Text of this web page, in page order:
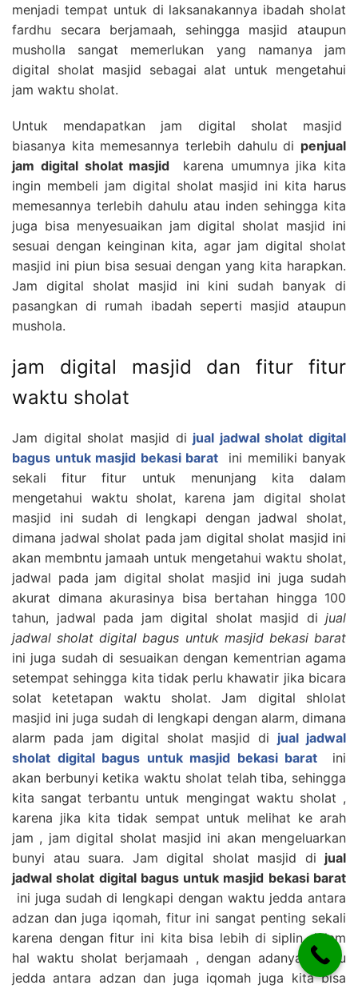
menjadi tempat untuk di laksanakannya ibadah sholat
fardhu secara berjamaah, sehingga masjid ataupun
musholla sangat memerlukan yang namanya jam
digital sholat masjid sebagai alat untuk mengetahui
jam waktu sholat.
Untuk mendapatkan jam digital sholat masjid
biasanya kita memesannya terlebih dahulu di penjual
jam digital sholat masjid
karena umumnya jika kita
ingin membeli jam digital sholat masjid ini kita harus
memesannya terlebih dahulu atau inden sehingga kita
juga bisa menyesuaikan jam digital sholat masjid ini
sesuai dengan keinginan kita, agar jam digital sholat
masjid ini piun bisa sesuai dengan yang kita harapkan.
Jam digital sholat masjid ini kini sudah banyak di
pasangkan di rumah ibadah seperti masjid ataupun
mushola.
jam digital masjid dan fitur fitur
waktu sholat
Jam digital sholat masjid di jual jadwal sholat digital
bagus untuk masjid bekasi barat ini memiliki banyak
sekali fitur fitur untuk menunjang kita dalam
mengetahui waktu sholat, karena jam digital sholat
masjid ini sudah di lengkapi dengan jadwal sholat,
dimana jadwal sholat pada jam digital sholat masjid ini
akan membntu jamaah untuk mengetahui waktu sholat,
jadwal pada jam digital sholat masjid ini juga sudah
akurat dimana akurasinya bisa bertahan hingga 100
tahun, jadwal pada jam digital sholat masjid di jual
jadwal sholat digital bagus untuk masjid bekasi barat
ini juga sudah di sesuaikan dengan kementrian agama
setempat sehingga kita tidak perlu khawatir jika bicara
solat ketetapan waktu sholat. Jam digital shlolat
masjid ini juga sudah di lengkapi dengan alarm, dimana
alarm pada jam digital sholat masjid di jual jadwal
sholat digital bagus untuk masjid bekasi barat ini
akan berbunyi ketika waktu sholat telah tiba, sehingga
kita sangat terbantu untuk mengingat waktu sholat ,
karena jika kita tidak sempat untuk melihat ke arah
jam , jam digital sholat masjid ini akan mengeluarkan
bunyi atau suara. Jam digital sholat masjid di jual
jadwal sholat digital bagus untuk masjid bekasi barat
ini juga sudah di lengkapi dengan waktu jedda antara
adzan dan juga iqomah, fitur ini sangat penting sekali
karena dengan fitur ini kita bisa lebih di siplin dalam
hal waktu sholat berjamaah , dengan adanya waktu
jedda antara adzan dan juga iqomah juga kita bisa